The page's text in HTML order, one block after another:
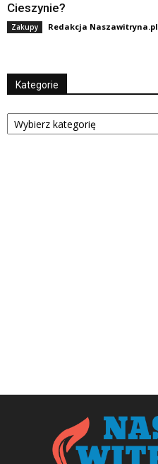
Cieszynie?
Zakupy Redakcja Naszawitryna.pl
Kategorie
Kategorie